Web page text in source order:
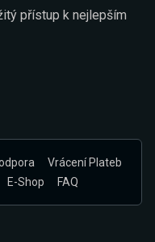
přístup k nejlepším
Vrácení Plateb
E-Shop FAQ